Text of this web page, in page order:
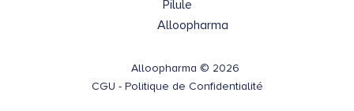
Alloopharma © 2026
CGU - Politique de Confidentialité